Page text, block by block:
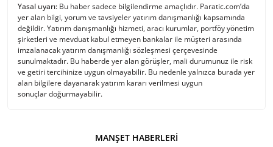
Yasal uyarı: Bu haber sadece bilgilendirme amaçlıdır. Paratic.com’da
yer alan bilgi, yorum ve tavsiyeler yatırım danışmanlığı kapsamında
değildir. Yatırım danışmanlığı hizmeti, aracı kurumlar, portföy yönetim
şirketleri ve mevduat kabul etmeyen bankalar ile müşteri arasında
imzalanacak yatırım danışmanlığı sözleşmesi çerçevesinde
sunulmaktadır. Bu haberde yer alan görüşler, mali durumunuz ile risk
ve getiri tercihinize uygun olmayabilir. Bu nedenle yalnızca burada yer
alan bilgilere dayanarak yatırım kararı verilmesi uygun
sonuçlar doğurmayabilir.
MANŞET HABERLERI